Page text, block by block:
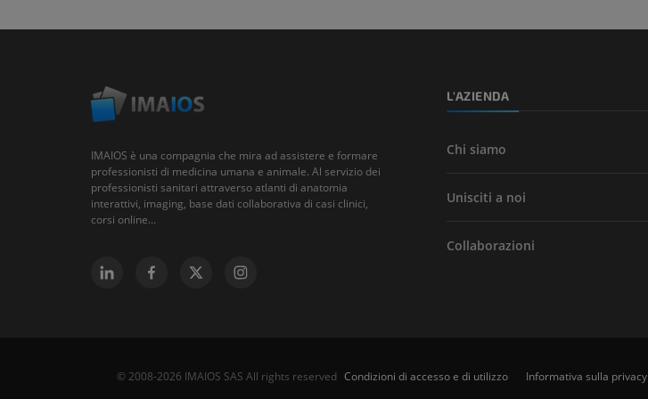
IMAIOS è una compagnia che mira ad assistere e formare
professionisti di medicina umana e animale. Al servizio dei
professionisti sanitari attraverso atlanti di anatomia
interattivi, imaging, base dati collaborativa di casi clinici,
corsi online...
L'AZIENDA
Chi siamo
Unisciti a noi
Collaborazioni
© 2008-2026 IMAIOS SAS All rights reserved Condizioni di accesso e di utilizzo Informativa sulla privacy